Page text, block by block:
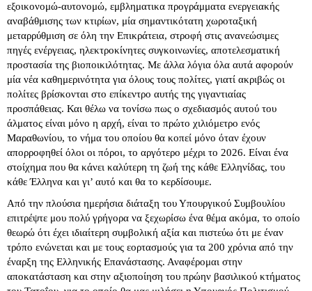
εξοικονομώ-αυτονομώ, εμβληματικα προγράμματα ενεργειακής
αναβάθμισης των κτιρίων, μία σημαντικότατη χωροταξική
μεταρρύθμιση σε όλη την Επικράτεια, στροφή στις ανανεώσιμες
πηγές ενέργειας, ηλεκτροκίνητες συγκοινωνίες, αποτελεσματική
προστασία της βιοποικιλότητας. Με άλλα λόγια όλα αυτά αφορούν
μία νέα καθημερινότητα για όλους τους πολίτες, γιατί ακριβώς οι
πολίτες βρίσκονται στο επίκεντρο αυτής της γιγαντιαίας
προσπάθειας. Και θέλω να τονίσω πως ο σχεδιασμός αυτού του
άλματος είναι μόνο η αρχή, είναι το πρώτο χιλιόμετρο ενός
Μαραθωνίου, το νήμα του οποίου θα κοπεί μόνο όταν έχουν
απορροφηθεί όλοι οι πόροι, το αργότερο μέχρι το 2026. Είναι ένα
στοίχημα που θα κάνει καλύτερη τη ζωή της κάθε Ελληνίδας, του
κάθε Έλληνα και γι’ αυτό και θα το κερδίσουμε.
Από την πλούσια ημερήσια διάταξη του Υπουργικού Συμβουλίου
επιτρέψτε μου πολύ γρήγορα να ξεχωρίσω ένα θέμα ακόμα, το οποίο
θεωρώ ότι έχει ιδιαίτερη συμβολική αξία και πιστεύω ότι με έναν
τρόπο ενώνεται και με τους εορτασμούς για τα 200 χρόνια από την
έναρξη της Ελληνικής Επανάστασης. Αναφέρομαι στην
αποκατάσταση και στην αξιοποίηση του πρώην βασιλικού κτήματος